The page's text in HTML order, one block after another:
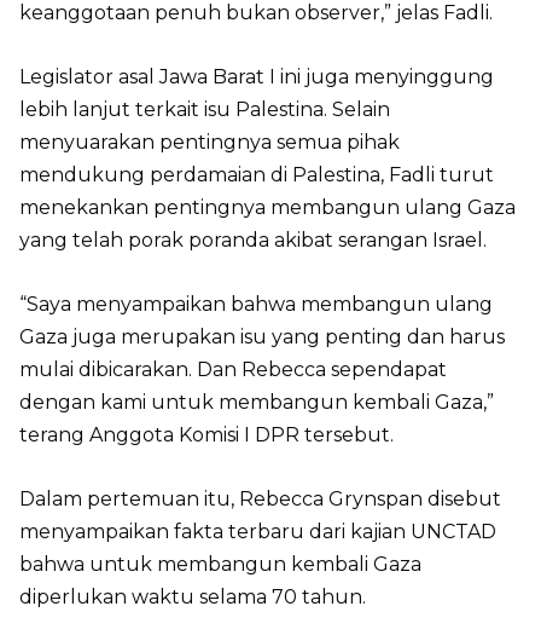
keanggotaan penuh bukan observer,” jelas Fadli.
Legislator asal Jawa Barat I ini juga menyinggung
lebih lanjut terkait isu Palestina. Selain
menyuarakan pentingnya semua pihak
mendukung perdamaian di Palestina, Fadli turut
menekankan pentingnya membangun ulang Gaza
yang telah porak poranda akibat serangan Israel.
“Saya menyampaikan bahwa membangun ulang
Gaza juga merupakan isu yang penting dan harus
mulai dibicarakan. Dan Rebecca sependapat
dengan kami untuk membangun kembali Gaza,”
terang Anggota Komisi I DPR tersebut.
Dalam pertemuan itu, Rebecca Grynspan disebut
menyampaikan fakta terbaru dari kajian UNCTAD
bahwa untuk membangun kembali Gaza
diperlukan waktu selama 70 tahun.